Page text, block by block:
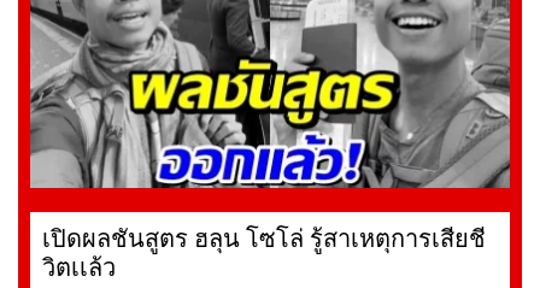
เปิดผลชันสูตร ฮลุน โซโล่ รู้สาเหตุการเสียชี
วิตเเล้ว